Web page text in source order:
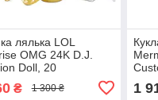
лялька LOL
OMG 24K D.J.
Doll, 20
сповіщення.
₴ 1 300 ₴ 1